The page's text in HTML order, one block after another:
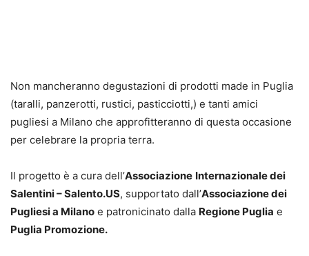
Non mancheranno degustazioni di prodotti made in Puglia
(taralli, panzerotti, rustici, pasticciotti,) e tanti amici
pugliesi a Milano che approfitteranno di questa occasione
per celebrare la propria terra.
Il progetto è a cura dell’Associazione Internazionale dei
Salentini – Salento.US, supportato dall’Associazione dei
Pugliesi a Milano e patronicinato dalla Regione Puglia e
Puglia Promozione.